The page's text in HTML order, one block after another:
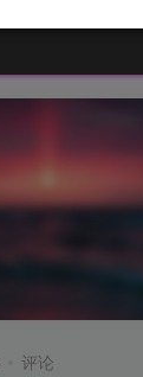
评论